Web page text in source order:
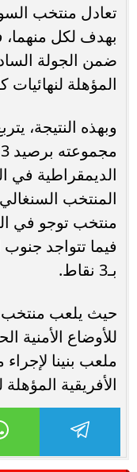
تعادل منتخب
بهدف لكل منهما،
ضمن الجولة
المؤهلة لنهائيات
وبهذه النتيجة،
فيما تتواجد
بـ3 نقاط.
حيث يلعب منتخب
للأوضاع الأمنية
ملعب بنينا
الأفريقية